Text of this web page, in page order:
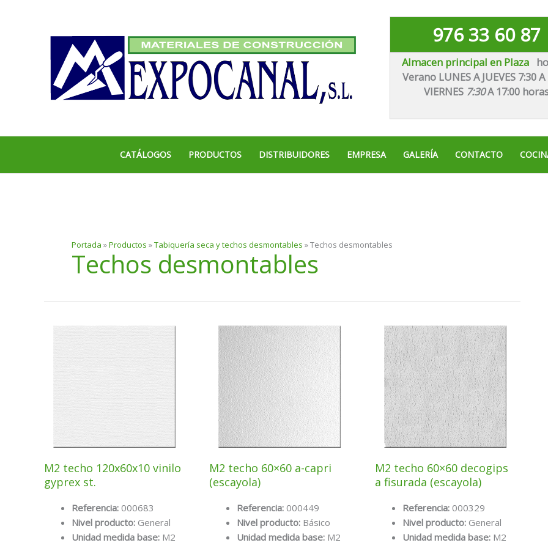
976 33 60 87
Almacen principal en Plaza
Verano LUNES A JUEVES 7:30 A
VIERNES 7:30A 17:00
CATÁLOGOS PRODUCTOS DISTRIBUIDORES EMPRESA GALERÍA CONTACTO
Portada »Productos »Tabiquería seca y techos desmontables »Techos desmontables
Techos desmontables
M2 techo 120x60x10 vinilo
gyprex st.
Referencia: 000683
Nivel producto: General
Unidad medida base: M2
M2 techo 60×60 a-capri
(escayola)
Referencia:000449
Nivel producto: Básico
Unidad medida base: M2
M2 techo 60×60 decogips
a fisurada (escayola)
Referencia: 000329
Nivel producto: General
Unidad medida base: M2